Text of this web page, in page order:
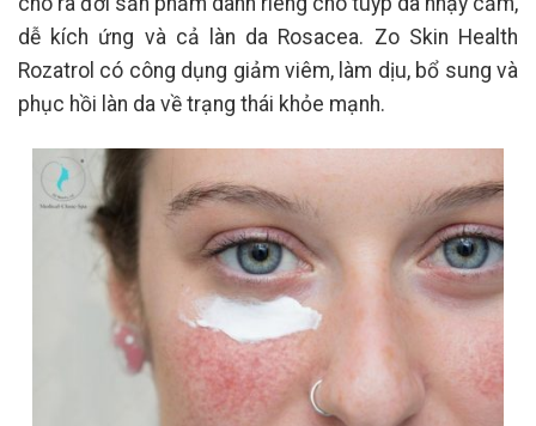
dễ kích ứng và cả làn da Rosacea. Zo Skin Health
Rozatrol có công dụng giảm viêm, làm dịu, bổ sung và
phục hồi làn da về trạng thái khỏe mạnh.